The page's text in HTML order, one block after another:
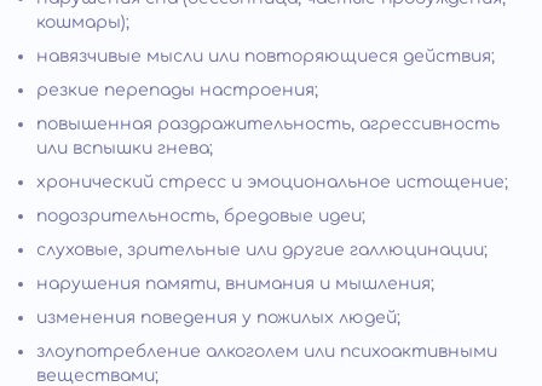
кошмары);
навязчивые мысли или повторяющиеся действия;
резкие перепады настроения;
повышенная раздражительность, агрессивность
или вспышки гнева;
хронический стресс и эмоциональное истощение;
подозрительность, бредовые идеи;
слуховые, зрительные или другие галлюцинации;
нарушения памяти, внимания и мышления;
изменения поведения у пожилых людей;
злоупотребление алкоголем или психоактивными
веществами;